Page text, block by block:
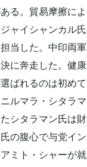
る。貿易摩擦に
ャイシャンカル
当した。中印両
に奔走した。健
ばれるのは初め
ルマラ・シタラ
シタラマン氏は
の腹心で与党イ
ミト・シャーが